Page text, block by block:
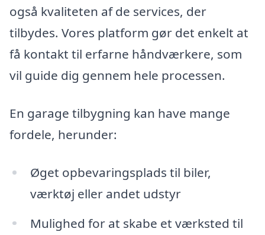
også kvaliteten af de services, der
tilbydes. Vores platform gør det enkelt at
få kontakt til erfarne håndværkere, som
vil guide dig gennem hele processen.
En garage tilbygning kan have mange
fordele, herunder:
Øget opbevaringsplads til biler,
værktøj eller andet udstyr
Mulighed for at skabe et værksted til